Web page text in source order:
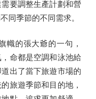
要調整生產計劃和營
同季節的不同需求。
的張大爺的一句，
，命都是空調和泳池給
出了當下旅遊市場的
旅遊季節和目的地，